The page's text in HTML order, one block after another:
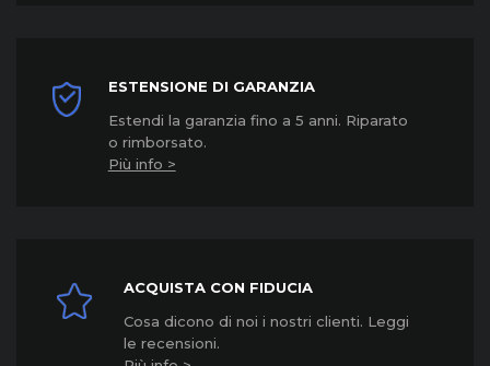
ESTENSIONE DI GARANZIA
Estendi la garanzia fino a 5 anni. Riparato
o rimborsato.
Più info >
ACQUISTA CON FIDUCIA
Cosa dicono di noi i nostri clienti. Leggi
le recensioni.